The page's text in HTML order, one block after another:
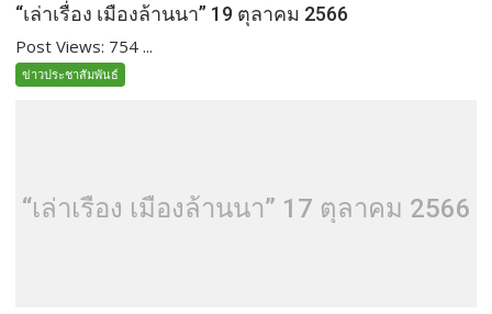
“เล่าเรื่อง เมืองล้านนา” 19 ตุลาคม 2566
Post Views: 754 ...
ข่าวประชาสัมพันธ์
“เล่าเรื่อง เมืองล้านนา” 17 ตุลาคม 2566